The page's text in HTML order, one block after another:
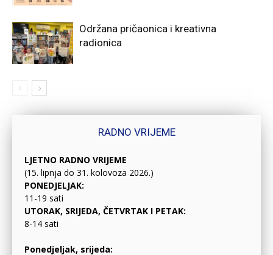
Održana pričaonica i kreativna
radionica
RADNO VRIJEME
LJETNO RADNO VRIJEME
(15. lipnja do 31. kolovoza 2026.)
PONEDJELJAK:
11-19 sati
UTORAK, SRIJEDA, ČETVRTAK I PETAK:
8-14 sati
Ponedjeljak, srijeda: